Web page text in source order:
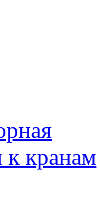
к кранам